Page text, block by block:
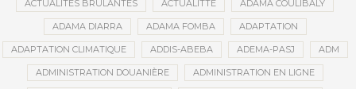
ACTUALITÉS BRULANTES ACTUALITTÉ ADAMA COULIBALY
ADAMA DIARRA ADAMA FOMBA ADAPTATION
ADAPTATION CLIMATIQUE ADDIS-ABEBA ADEMA-PASJ ADM
ADMINISTRATION DOUANIÈRE ADMINISTRATION EN LIGNE